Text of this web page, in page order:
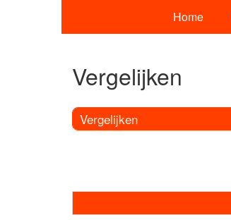
Home
Vergelijken
Vergelijken